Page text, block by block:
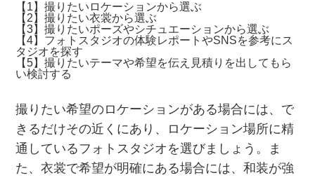
【1】撮りたいロケーションから選ぶ
【2】撮りたい衣裳から選ぶ
【3】撮りたいポーズやシチュエーションから選ぶ
【4】フォトスタジオの体験レポートやSNSを参考にス
タジオを探す
【5】撮りたいテーマや希望を伝え見積りを出してもら
い検討する
撮りたい希望のロケーションがある場合には、で
きるだけその近くにあり、ロケーション場所に精
通しているフォトスタジオを選びましょう。ま
た、衣裳で希望が明確にある場合には、和装が強